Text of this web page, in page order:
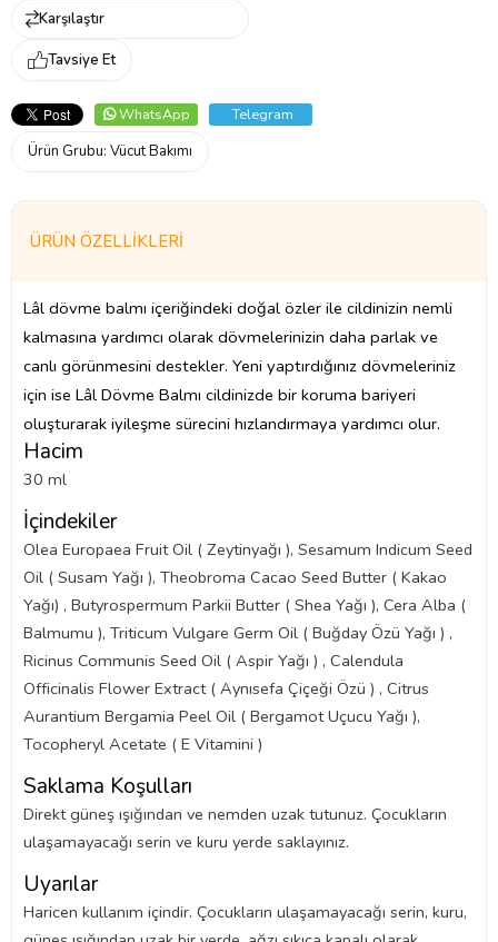
Karşılaştır
Tavsiye Et
WhatsApp
Telegram
Ürün Grubu: Vücut Bakımı
ÜRÜN ÖZELLIKLERI
Lâl dövme balmı içeriğindeki doğal özler ile cildinizin nemli
kalmasına yardımcı olarak dövmelerinizin daha parlak ve
canlı görünmesini destekler. Yeni yaptırdığınız dövmeleriniz
için ise Lâl Dövme Balmı cildinizde bir koruma bariyeri
oluşturarak iyileşme sürecini hızlandırmaya yardımcı olur.
Hacim
30 ml
İçindekiler
Olea Europaea Fruit Oil ( Zeytinyağı ), Sesamum Indicum Seed
Oil ( Susam Yağı ), Theobroma Cacao Seed Butter ( Kakao
Yağı) , Butyrospermum Parkii Butter ( Shea Yağı ), Cera Alba (
Balmumu ), Triticum Vulgare Germ Oil ( Buğday Özü Yağı ) ,
Ricinus Communis Seed Oil ( Aspir Yağı ) , Calendula
Officinalis Flower Extract ( Aynısefa Çiçeği Özü ) , Citrus
Aurantium Bergamia Peel Oil ( Bergamot Uçucu Yağı ),
Tocopheryl Acetate ( E Vitamini )
Saklama Koşulları
Direkt güneş ışığından ve nemden uzak tutunuz. Çocukların
ulaşamayacağı serin ve kuru yerde saklayınız.
Uyarılar
Haricen kullanım içindir. Çocukların ulaşamayacağı serin, kuru,